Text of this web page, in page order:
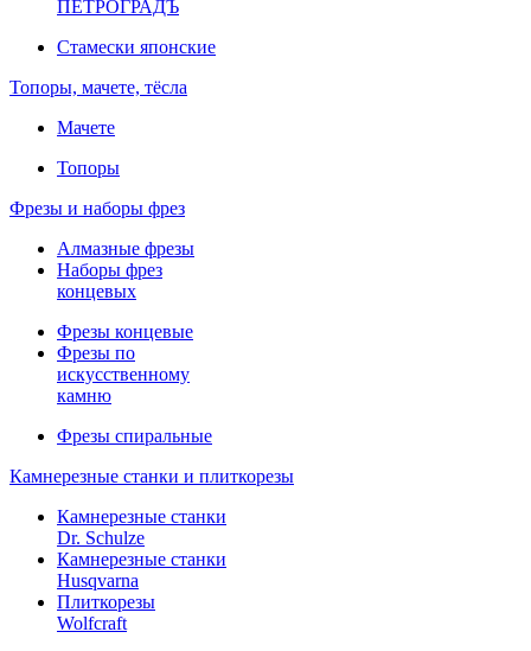
ПЕТРОГРАДЪ
Стамески японские
Топоры, мачете, тёсла
Мачете
Топоры
Фрезы и наборы фрез
Алмазные фрезы
Наборы фрез
концевых
Фрезы концевые
Фрезы по
искусственному
камню
Фрезы спиральные
Камнерезные станки и плиткорезы
Камнерезные станки
Dr. Schulze
Камнерезные станки
Husqvarna
Плиткорезы
Wolfcraft